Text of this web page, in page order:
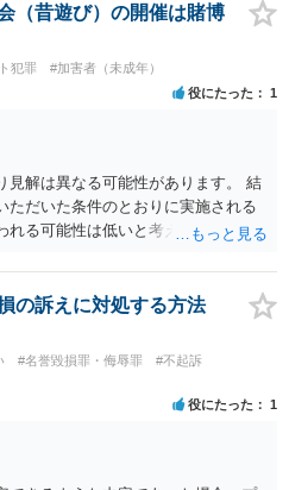
（昔遊び）の開催は賭博
犯罪 #加害者（未成年）
役にたった 1
解は異なる可能性があります。 結
ただいた条件のとおりに実施される
れる可能性は低いと考えられます
物を賭けてその得喪を争う場合に成
ケットマネーから懸賞として賞金を
会場レンタル費用に充てられて賞金
参加者が自らの財物を失うリスク
ないとする見解が一般的です。ま
場開帳図利罪も成立しないと考え
考慮されます。景品表示法について
のではないため対象外と考えられ
の訴えに対処する方法
#名誉毀損罪・侮辱罪
#不起訴
役にたった 1